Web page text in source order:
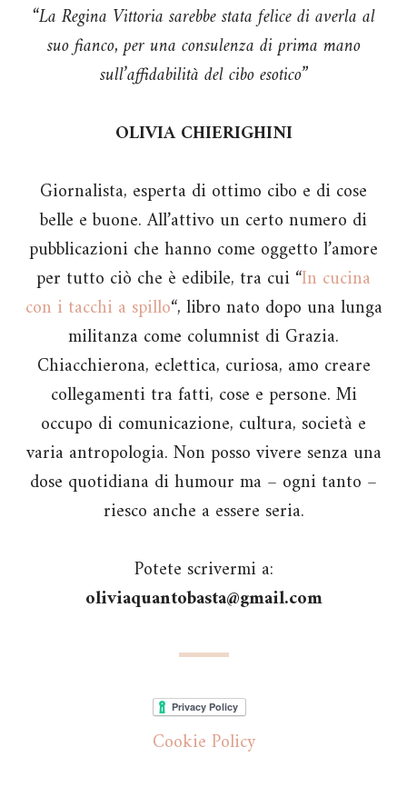
“La Regina Vittoria sarebbe stata felice di averla al
suo fianco, per una consulenza di prima mano
sull’affidabilità del cibo esotico”
OLIVIA CHIERIGHINI
Giornalista, esperta di ottimo cibo e di cose
belle e buone. All’attivo un certo numero di
pubblicazioni che hanno come oggetto l’amore
per tutto ciò che è edibile, tra cui “In cucina
con i tacchi a spillo“, libro nato dopo una lunga
militanza come columnist di Grazia.
Chiacchierona, eclettica, curiosa, amo creare
collegamenti tra fatti, cose e persone. Mi
occupo di comunicazione, cultura, società e
varia antropologia. Non posso vivere senza una
dose quotidiana di humour ma – ogni tanto –
riesco anche a essere seria.
Potete scrivermi a:
oliviaquantobasta@gmail.com
Cookie Policy